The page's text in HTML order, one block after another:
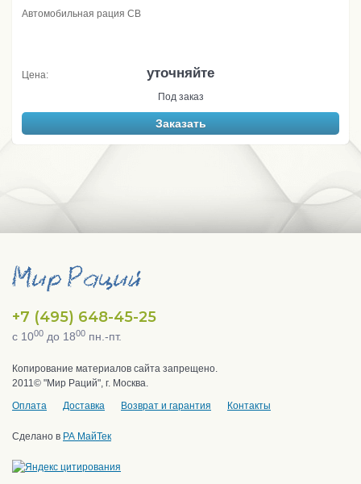
Автомобильная рация CB
Цена: уточняйте
Под заказ
Заказать
+7 (495) 648-45-25
с 1000 до 1800 пн.-пт.
Копирование материалов сайта запрещено.
2011© "Мир Раций", г. Москва.
Оплата
Доставка Возврат и гарантия Контакты
Сделано в РА МайТек